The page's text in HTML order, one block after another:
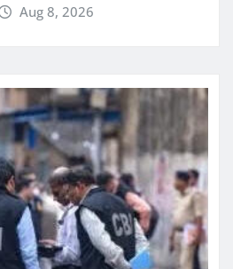
Aug 8, 2026